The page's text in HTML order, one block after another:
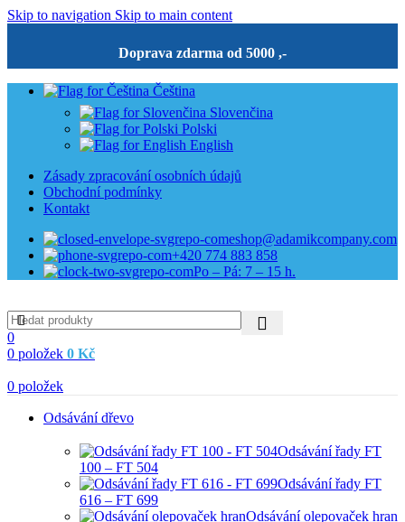
Skip to navigation Skip to main content
Doprava zdarma od 5000 ,-
Čeština
Slovenčina
Polski
English
Zásady zpracování osobních údajů
Obchodní podmínky
Kontakt
eshop@adamikcompany.com
+420 774 883 858
Po – Pá: 7 – 15 h.
0
0 položek 0 Kč
0 položek
Odsávání dřevo
Odsávání řady FT
100 – FT 504
Odsávání řady FT
616 – FT 699
Odsávání olepovaček hran